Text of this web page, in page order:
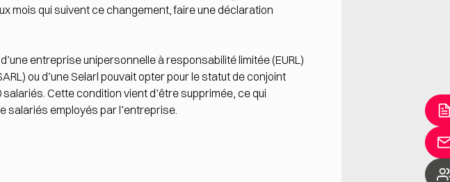
mois qui suivent ce changement, faire une déclaration
entreprise unipersonnelle à responsabilité limitée (EURL)
ou d’une Selarl pouvait opter pour le statut de conjoint
Cette condition vient d’être supprimée, ce qui
salariés employés par l’entreprise.